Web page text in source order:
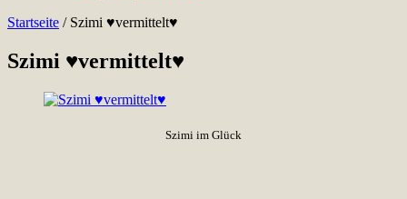
Startseite / Szimi ♥vermittelt♥
Szimi ♥vermittelt♥
Szimi im Glück